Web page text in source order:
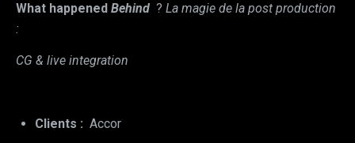
What happened Behind ? La magie de la post production
:
CG & live integration
Clients : Accor